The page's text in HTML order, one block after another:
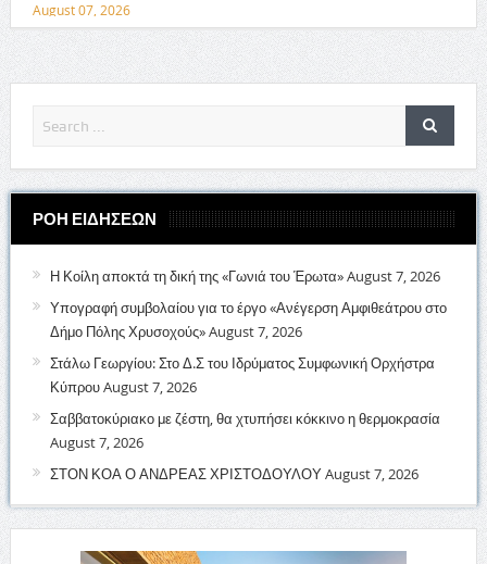
August 07, 2026
ΡΟΗ ΕΙΔΗΣΕΩΝ
Η Κοίλη αποκτά τη δική της «Γωνιά του Έρωτα»August 7, 2026
Υπογραφή συμβολαίου για το έργο «Ανέγερση Αμφιθεάτρου στο
Δήμο Πόλης Χρυσοχούς»August 7, 2026
Στάλω Γεωργίου: Στο Δ.Σ του Ιδρύματος Συμφωνική Ορχήστρα
ΚύπρουAugust 7, 2026
Σαββατοκύριακο με ζέστη, θα χτυπήσει κόκκινο η θερμοκρασία
August 7, 2026
ΣΤΟΝ ΚΟΑ Ο ΑΝΔΡΕΑΣ ΧΡΙΣΤΟΔΟΥΛΟΥAugust 7, 2026